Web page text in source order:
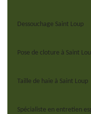
Dessouchage Saint Loup
Pose de cloture à Saint
Taille de haie à Saint Loup
Spécialiste en entretien